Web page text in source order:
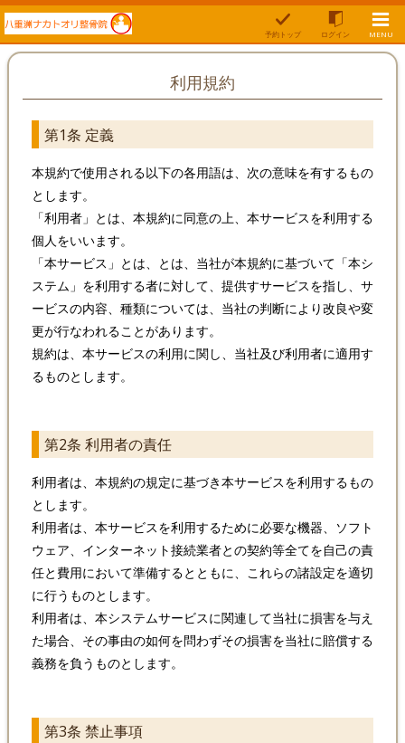
予約トップ ログイン MENU
利用規約
第1条 定義
本規約で使用される以下の各用語は、次の意味を有するもの
とします。
「利用者」とは、本規約に同意の上、本サービスを利用する
個人をいいます。
「本サービス」とは、とは、当社が本規約に基づいて「本シ
ステム」を利用する者に対して、提供すサービスを指し、サ
ービスの内容、種類については、当社の判断により改良や変
更が行なわれることがあります。
規約は、本サービスの利用に関し、当社及び利用者に適用す
るものとします。
第2条 利用者の責任
利用者は、本規約の規定に基づき本サービスを利用するもの
とします。
利用者は、本サービスを利用するために必要な機器、ソフト
ウェア、インターネット接続業者との契約等全てを自己の責
任と費用において準備するとともに、これらの諸設定を適切
に行うものとします。
利用者は、本システムサービスに関連して当社に損害を与え
た場合、その事由の如何を問わずその損害を当社に賠償する
義務を負うものとします。
第3条 禁止事項